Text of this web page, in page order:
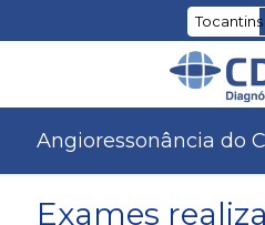
Angioressonância do
Exames